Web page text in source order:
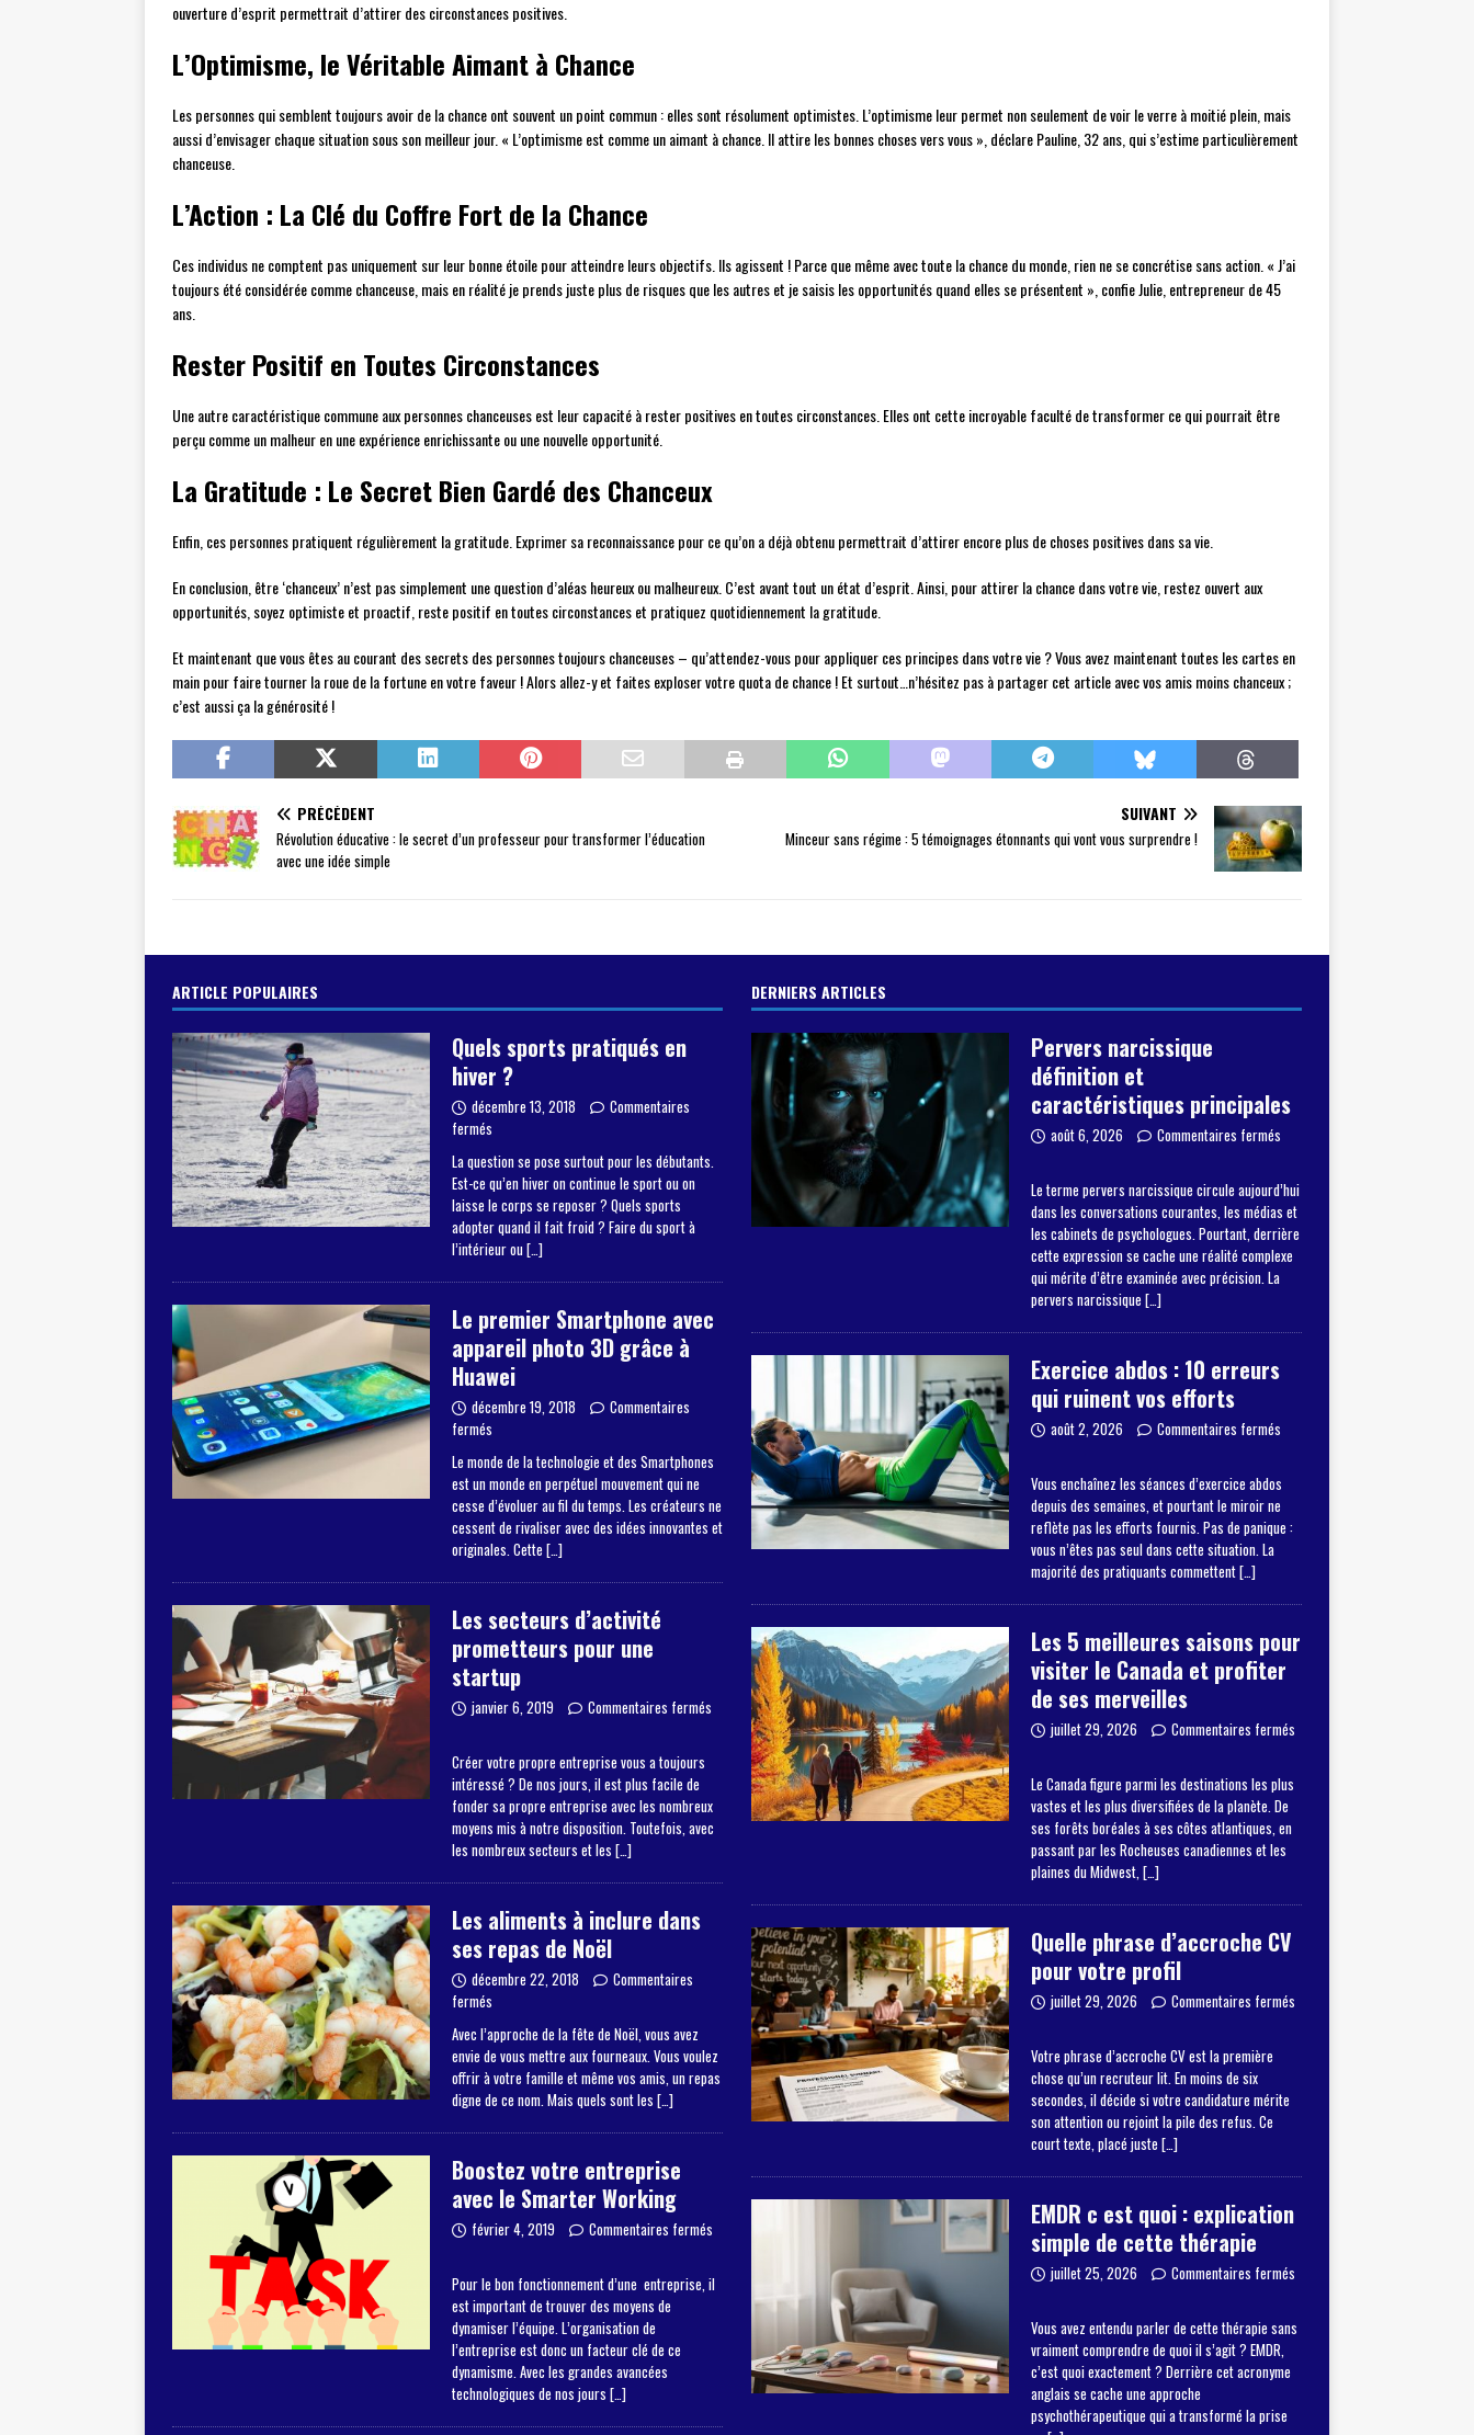
ouverture d’esprit permettrait d’attirer des circonstances positives.
L’Optimisme, le Véritable Aimant à Chance
Les personnes qui semblent toujours avoir de la chance ont souvent un point commun : elles sont résolument optimistes. L’optimisme leur permet non seulement de voir le verre à moitié plein, mais
aussi d’envisager chaque situation sous son meilleur jour. « L’optimisme est comme un aimant à chance. Il attire les bonnes choses vers vous », déclare Pauline, 32 ans, qui s’estime particulièrement
chanceuse.
L’Action : La Clé du Coffre Fort de la Chance
Ces individus ne comptent pas uniquement sur leur bonne étoile pour atteindre leurs objectifs. Ils agissent ! Parce que même avec toute la chance du monde, rien ne se concrétise sans action. « J’ai
toujours été considérée comme chanceuse, mais en réalité je prends juste plus de risques que les autres et je saisis les opportunités quand elles se présentent », confie Julie, entrepreneur de 45
ans.
Rester Positif en Toutes Circonstances
Une autre caractéristique commune aux personnes chanceuses est leur capacité à rester positives en toutes circonstances. Elles ont cette incroyable faculté de transformer ce qui pourrait être
perçu comme un malheur en une expérience enrichissante ou une nouvelle opportunité.
La Gratitude : Le Secret Bien Gardé des Chanceux
Enfin, ces personnes pratiquent régulièrement la gratitude. Exprimer sa reconnaissance pour ce qu’on a déjà obtenu permettrait d’attirer encore plus de choses positives dans sa vie.
En conclusion, être ‘chanceux’ n’est pas simplement une question d’aléas heureux ou malheureux. C’est avant tout un état d’esprit. Ainsi, pour attirer la chance dans votre vie, restez ouvert aux
opportunités, soyez optimiste et proactif, reste positif en toutes circonstances et pratiquez quotidiennement la gratitude.
Et maintenant que vous êtes au courant des secrets des personnes toujours chanceuses – qu’attendez-vous pour appliquer ces principes dans votre vie ? Vous avez maintenant toutes les cartes en
main pour faire tourner la roue de la fortune en votre faveur ! Alors allez-y et faites exploser votre quota de chance ! Et surtout…n’hésitez pas à partager cet article avec vos amis moins chanceux ;
c’est aussi ça la générosité !
PRÉCÉDENT
Révolution éducative : le secret d’un professeur pour transformer l’éducation
avec une idée simple
SUIVANT
Minceur sans régime : 5 témoignages étonnants qui vont vous surprendre !
ARTICLE POPULAIRES
Quels sports pratiqués en
hiver ?
décembre 13, 2018
Commentaires
fermés
La question se pose surtout pour les débutants.
Est-ce qu’en hiver on continue le sport ou on
laisse le corps se reposer ? Quels sports
adopter quand il fait froid ? Faire du sport à
l’intérieur ou […]
Le premier Smartphone avec
appareil photo 3D grâce à
Huawei
décembre 19, 2018
Commentaires
fermés
Le monde de la technologie et des Smartphones
est un monde en perpétuel mouvement qui ne
cesse d’évoluer au fil du temps. Les créateurs ne
cessent de rivaliser avec des idées innovantes et
originales. Cette […]
Les secteurs d’activité
prometteurs pour une
startup
janvier 6, 2019 Commentaires fermés
Créer votre propre entreprise vous a toujours
intéressé ? De nos jours, il est plus facile de
fonder sa propre entreprise avec les nombreux
moyens mis à notre disposition. Toutefois, avec
les nombreux secteurs et les […]
Les aliments à inclure dans
ses repas de Noël
décembre 22, 2018
Commentaires
fermés
Avec l’approche de la fête de Noël, vous avez
envie de vous mettre aux fourneaux. Vous voulez
offrir à votre famille et même vos amis, un repas
digne de ce nom. Mais quels sont les […]
Boostez votre entreprise
avec le Smarter Working
février 4, 2019 Commentaires fermés
Pour le bon fonctionnement d’une entreprise, il
est important de trouver des moyens de
dynamiser l’équipe. L’organisation de
l’entreprise est donc un facteur clé de ce
dynamisme. Avec les grandes avancées
technologiques de nos jours […]
DERNIERS ARTICLES
Pervers narcissique
définition et
caractéristiques principales
août 6, 2026 Commentaires fermés
Le terme pervers narcissique circule aujourd’hui
dans les conversations courantes, les médias et
les cabinets de psychologues. Pourtant, derrière
cette expression se cache une réalité complexe
qui mérite d’être examinée avec précision. La
pervers narcissique […]
Exercice abdos : 10 erreurs
qui ruinent vos efforts
août 2, 2026 Commentaires fermés
Vous enchaînez les séances d’exercice abdos
depuis des semaines, et pourtant le miroir ne
reflète pas les efforts fournis. Pas de panique :
vous n’êtes pas seul dans cette situation. La
majorité des pratiquants commettent[…]
Les 5 meilleures saisons pour
visiter le Canada et profiter
de ses merveilles
juillet 29, 2026 Commentaires fermés
Le Canada figure parmi les destinations les plus
vastes et les plus diversifiées de la planète. De
ses forêts boréales à ses côtes atlantiques, en
passant par les Rocheuses canadiennes et les
plaines du Midwest,[…]
Quelle phrase d’accroche CV
pour votre profil
juillet 29, 2026 Commentaires fermés
Votre phrase d’accroche CV est la première
chose qu’un recruteur lit. En moins de six
secondes, il décide si votre candidature mérite
son attention ou rejoint la pile des refus. Ce
court texte, placé juste […]
EMDR c est quoi : explication
simple de cette thérapie
juillet 25, 2026 Commentaires fermés
Vous avez entendu parler de cette thérapie sans
vraiment comprendre de quoi il s’agit ? EMDR,
c’est quoi exactement ? Derrière cet acronyme
anglais se cache une approche
psychothérapeutique qui a transformé la prise